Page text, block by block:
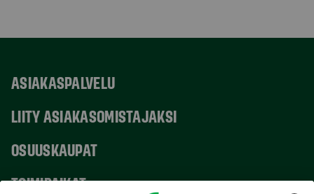
ASIAKASPALVELU
LIITY ASIAKASOMISTAJAKSI
OSUUSKAUPAT
TOIMIPAIKAT